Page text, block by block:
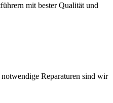
mit bester Qualität und
Reparaturen sind wir